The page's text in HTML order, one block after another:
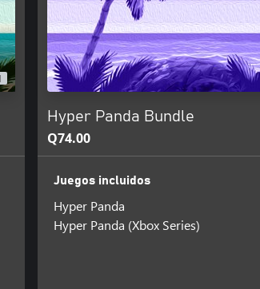
Hyper Panda Bundle
Q74.00
Juegos incluidos
Hyper Panda
Hyper Panda (Xbox Series)